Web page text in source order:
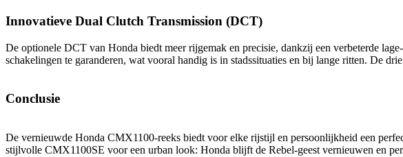
Innovatieve Dual Clutch Transmission (DCT)
De optionele DCT van Honda biedt meer rijgemak en precisie, dankzij een verbeterde
schakelingen te garanderen, wat vooral handig is in stadssituaties en bij lange ritten. De
Conclusie
De vernieuwde Honda CMX1100-reeks biedt voor elke rijstijl en persoonlijkheid een
stijlvolle CMX1100SE voor een urban look: Honda blijft de Rebel-geest vernieuwen en